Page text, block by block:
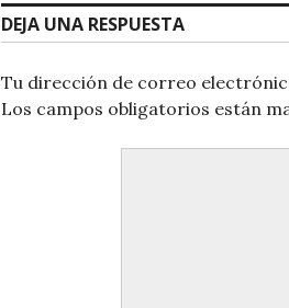
A
p
b
o
k
DEJA UNA RESPUESTA
Tu dirección de correo
Los campos obligatorios están